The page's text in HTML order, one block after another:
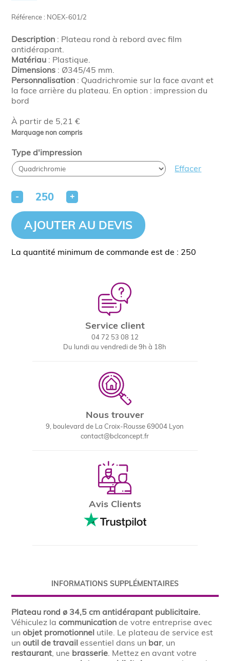
Référence : NOEX-601/2
À partir de 5,21 €
Marquage non compris
Description : Plateau rond à rebord avec film
antidérapant.
Matériau : Plastique.
Dimensions : Ø345/45 mm.
Personnalisation : Quadrichromie sur la face avant et
la face arrière du plateau. En option : impression du
bord
Type d'impression
Effacer
- +
AJOUTER AU DEVIS
La quantité minimum de commande est de : 250
Service client
04 72 53 08 12
Du lundi au vendredi de 9h à 18h
Nous trouver
9, boulevard de La Croix-Rousse 69004 Lyon
contact@bclconcept.fr
Avis Clients
INFORMATIONS SUPPLÉMENTAIRES
Plateau rond ø 34,5 cm antidérapant publicitaire.
Véhiculez lacommunication de votre entreprise avec
unobjet promotionnel utile. Le plateau de service est
unoutil de travail essentiel dans un bar, un
restaurant, une brasserie. Mettez en avant votre